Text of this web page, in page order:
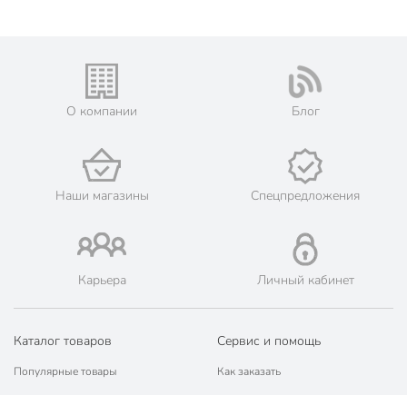
Область применения
для окон
для террас
для фасадов
для пола
Без запаха
с запахом
металлическая
банка
Разбавитель
уайт-спирит
Срок годности, мес
24 мес
О компании Блог
Наши магазины Спецпредложения
Карьера Личный кабинет
Каталог товаров
Популярные товары
Сервис и помощь
Как заказать